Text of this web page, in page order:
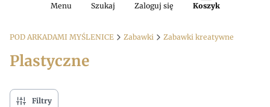
Menu Szukaj Zaloguj się Koszyk
POD ARKADAMI MYŚLENICE Zabawki Zabawki kreatywne
Plastyczne
Filtry